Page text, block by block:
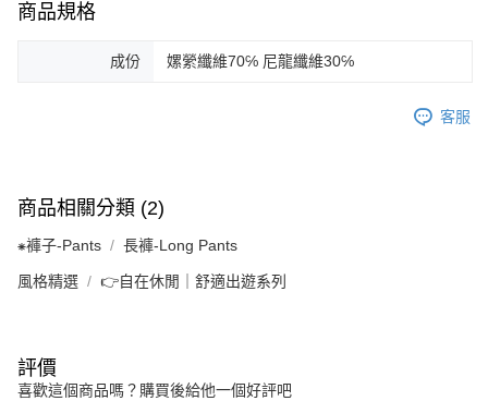
商品規格
成份 嫘縈纖維70℅ 尼龍纖維30℅
客服
商品相關分類 (2)
⁕褲子-Pants 長褲-Long Pants
風格精選 👉自在休閒｜舒適出遊系列
評價
喜歡這個商品嗎？購買後給他一個好評吧